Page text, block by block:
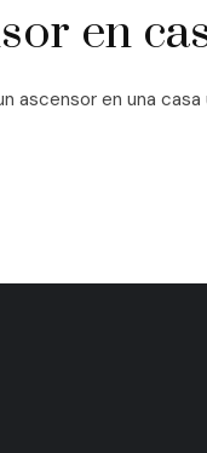
en
ascensor en una